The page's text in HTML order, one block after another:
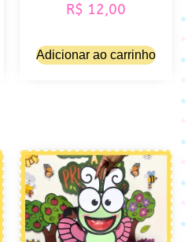
R$ 12,00
Adicionar ao carrinho